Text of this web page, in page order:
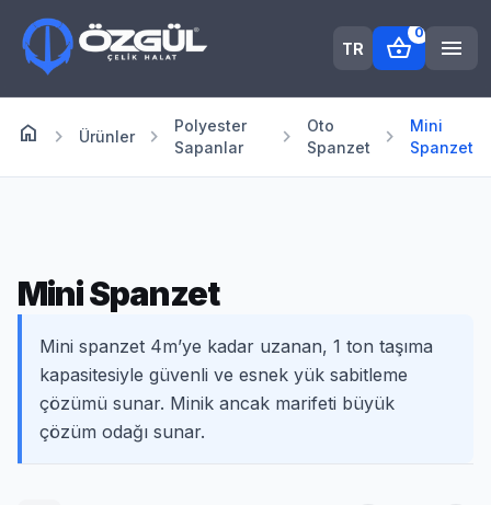
TR shopping_basket
0
menu
home Anasayfa
chevron_right Ürünler chevron_right
Polyester
Sapanlar
chevron_right
Oto
Spanzet
chevron_right
Mini
Spanzet
Mini Spanzet
Mini spanzet 4m’ye kadar uzanan, 1 ton taşıma
kapasitesiyle güvenli ve esnek yük sabitleme
çözümü sunar. Minik ancak marifeti büyük
çözüm odağı sunar.